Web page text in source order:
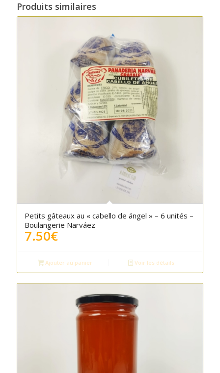
Produits similaires
Petits gâteaux au « cabello de ángel » – 6 unités –
Boulangerie Narváez
7.50€
Ajouter au panier Voir les détails